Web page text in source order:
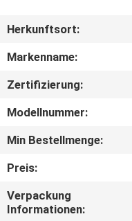
UNS
AUSFLUG
TRETEN
SIE
Herkunftsort:
Markenname:
Zertifizierung:
Modellnummer:
Min Bestellmenge:
Preis:
Verpackung
Informationen: